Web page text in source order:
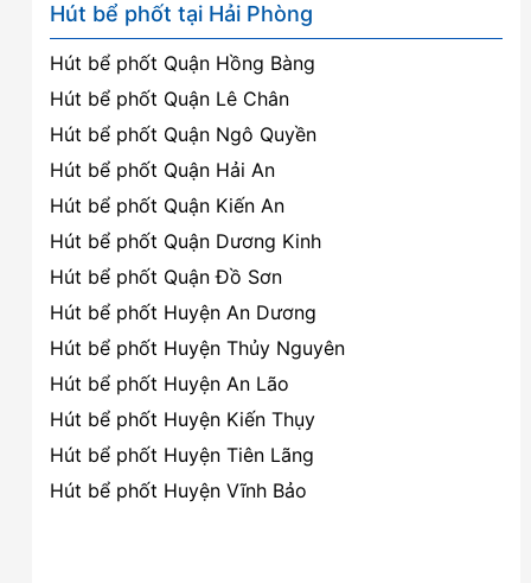
Hút bể phốt tại Hải Phòng
Hút bể phốt Quận Hồng Bàng
Hút bể phốt Quận Lê Chân
Hút bể phốt Quận Ngô Quyền
Hút bể phốt Quận Hải An
Hút bể phốt Quận Kiến An
Hút bể phốt Quận Dương Kinh
Hút bể phốt Quận Đồ Sơn
Hút bể phốt Huyện An Dương
Hút bể phốt Huyện Thủy Nguyên
Hút bể phốt Huyện An Lão
Hút bể phốt Huyện Kiến Thụy
Hút bể phốt Huyện Tiên Lãng
Hút bể phốt Huyện Vĩnh Bảo